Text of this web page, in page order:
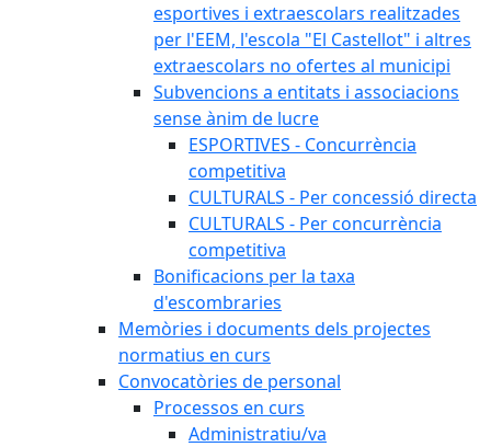
esportives i extraescolars realitzades
per l'EEM, l'escola "El Castellot" i altres
extraescolars no ofertes al municipi
Subvencions a entitats i associacions
sense ànim de lucre
ESPORTIVES - Concurrència
competitiva
CULTURALS - Per concessió directa
CULTURALS - Per concurrència
competitiva
Bonificacions per la taxa
d'escombraries
Memòries i documents dels projectes
normatius en curs
Convocatòries de personal
Processos en curs
Administratiu/va